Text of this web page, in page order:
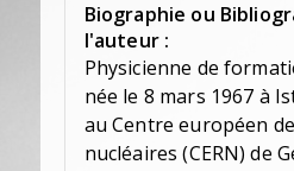
Biographie ou
l'auteur :
Physicienne de
née le 8 mars 1967 à
au Centre européen
nucléaires (CERN) de